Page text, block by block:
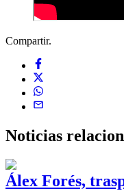
Compartir.
Noticias
Álex Forés,